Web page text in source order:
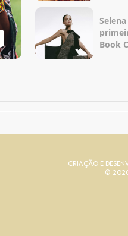
Book
CRIAÇÃO E
© 2020